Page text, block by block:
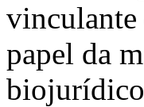
vinculante
papel da